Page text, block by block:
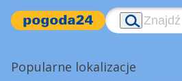
Popularne lokalizacje